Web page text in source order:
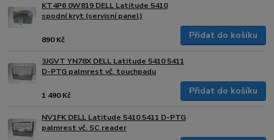
KT4P6 0W819 DELL Latitude 5410
spodní kryt (servisní panel)
890 Kč Přidat do košíku
3JGVT YN78X DELL Latitude 5410 5411
D-PTG palmrest vč. touchpadu
1 490 Kč Přidat do košíku
NV1FK DELL Latitude 5410 5411 D-PTG
palmrest vč. SC reader